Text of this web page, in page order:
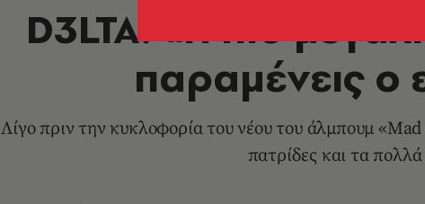
D3LTA: «Η πιο
παραμένεις ο
Λίγο πριν την κυκλοφορία του νέου του άλμπουμ
πατρίδες και τα